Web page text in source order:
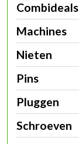
Combideals
Machines
Nieten
Pins
Pluggen
Schroeven